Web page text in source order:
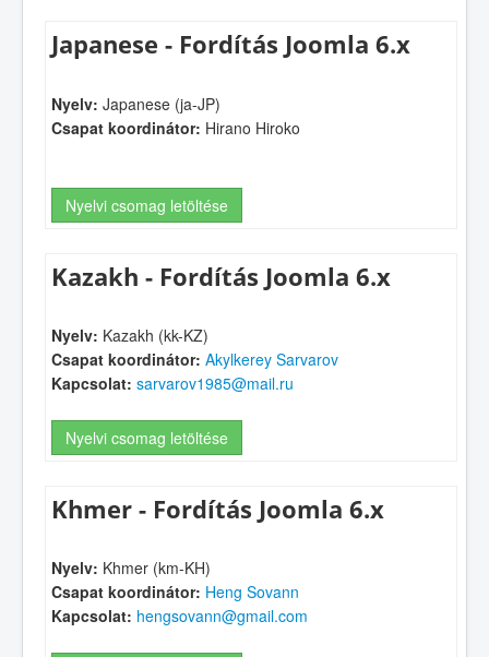
Japanese - Fordítás Joomla 6.x
Nyelv: Japanese (ja-JP)
Csapat koordinátor: Hirano Hiroko
Nyelvi csomag letöltése
Kazakh - Fordítás Joomla 6.x
Nyelv: Kazakh (kk-KZ)
Csapat koordinátor: Akylkerey Sarvarov
Kapcsolat: sarvarov1985@mail.ru
Nyelvi csomag letöltése
Khmer - Fordítás Joomla 6.x
Nyelv: Khmer (km-KH)
Csapat koordinátor: Heng Sovann
Kapcsolat: hengsovann@gmail.com